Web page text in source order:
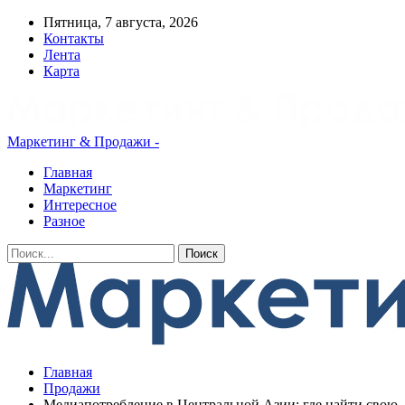
Пятница, 7 августа, 2026
Контакты
Лента
Карта
Маркетинг & Продажи -
Главная
Маркетинг
Интересное
Разное
Главная
Продажи